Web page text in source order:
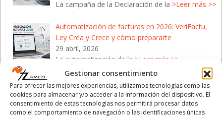
Gestionar consentimiento
Para ofrecer las mejores experiencias, utilizamos tecnologías como las
cookies para almacenar y/o acceder a la información del dispositivo. El
consentimiento de estas tecnologías nos permitirá procesar datos
como el comportamiento de navegación o las identificaciones únicas
La campaña de la Declaración de la >Leer más >>
Automatización de facturas en 2026: VeriFactu,
Ley Crea y Crece y cómo prepararte
29 abril, 2026
La automatización de la >Leer más >>
Campaña de la Renta 2026: Cómo protegerte de
las estafas de Hacienda
28 abril, 2026
Con el inicio de la Campaña de la>Leer más >>